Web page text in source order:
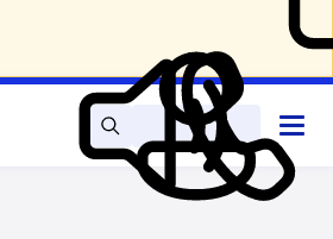
Zoek Lees
voor
Mijn
DNB
Contact